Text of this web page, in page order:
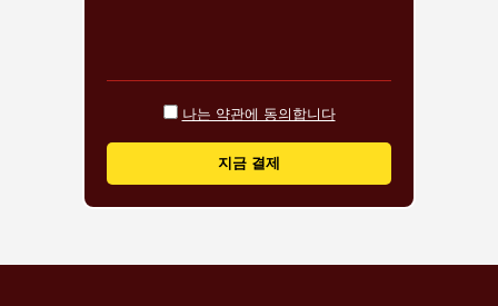
나는 약관에 동의합니다
지금 결제